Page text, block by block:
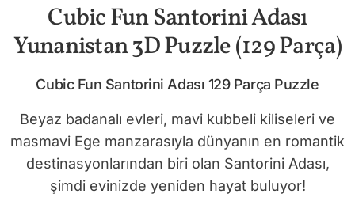
Cubic Fun Santorini Adası
Yunanistan 3D Puzzle (129 Parça)
Cubic Fun Santorini Adası 129 Parça Puzzle
Beyaz badanalı evleri, mavi kubbeli kiliseleri ve
masmavi Ege manzarasıyla dünyanın en romantik
destinasyonlarından biri olan Santorini Adası,
şimdi evinizde yeniden hayat buluyor!